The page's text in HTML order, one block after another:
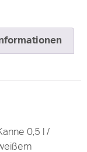
0,5 l /